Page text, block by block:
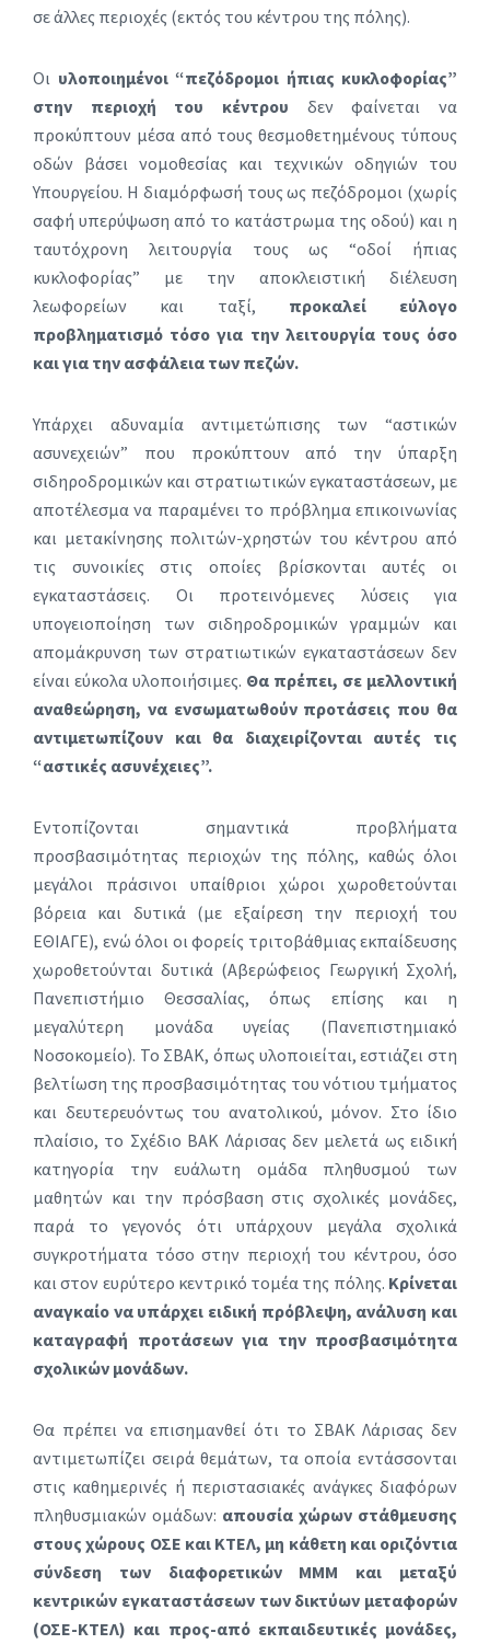
σε άλλες περιοχές (εκτός του κέντρου της πόλης).
Οι υλοποιημένοι “πεζόδρομοι ήπιας κυκλοφορίας”
στην περιοχή του κέντρου δεν φαίνεται να
προκύπτουν μέσα από τους θεσμοθετημένους τύπους
οδών βάσει νομοθεσίας και τεχνικών οδηγιών του
Υπουργείου. Η διαμόρφωσή τους ως πεζόδρομοι (χωρίς
σαφή υπερύψωση από το κατάστρωμα της οδού) και η
ταυτόχρονη λειτουργία τους ως “οδοί ήπιας
κυκλοφορίας” με την αποκλειστική διέλευση
λεωφορείων και ταξί, προκαλεί εύλογο
προβληματισμό τόσο για την λειτουργία τους όσο
και για την ασφάλεια των πεζών.
Υπάρχει αδυναμία αντιμετώπισης των “αστικών
ασυνεχειών” που προκύπτουν από την ύπαρξη
σιδηροδρομικών και στρατιωτικών εγκαταστάσεων, με
αποτέλεσμα να παραμένει το πρόβλημα επικοινωνίας
και μετακίνησης πολιτών-χρηστών του κέντρου από
τις συνοικίες στις οποίες βρίσκονται αυτές οι
εγκαταστάσεις. Οι προτεινόμενες λύσεις για
υπογειοποίηση των σιδηροδρομικών γραμμών και
απομάκρυνση των στρατιωτικών εγκαταστάσεων δεν
είναι εύκολα υλοποιήσιμες. Θα πρέπει, σε μελλοντική
αναθεώρηση, να ενσωματωθούν προτάσεις που θα
αντιμετωπίζουν και θα διαχειρίζονται αυτές τις
“αστικές ασυνέχειες”.
Εντοπίζονται σημαντικά προβλήματα
προσβασιμότητας περιοχών της πόλης, καθώς όλοι
μεγάλοι πράσινοι υπαίθριοι χώροι χωροθετούνται
βόρεια και δυτικά (με εξαίρεση την περιοχή του
ΕΘΙΑΓΕ), ενώ όλοι οι φορείς τριτοβάθμιας εκπαίδευσης
χωροθετούνται δυτικά (Αβερώφειος Γεωργική Σχολή,
Πανεπιστήμιο Θεσσαλίας, όπως επίσης και η
μεγαλύτερη μονάδα υγείας (Πανεπιστημιακό
Νοσοκομείο). Το ΣΒΑΚ, όπως υλοποιείται, εστιάζει στη
βελτίωση της προσβασιμότητας του νότιου τμήματος
και δευτερευόντως του ανατολικού, μόνον. Στο ίδιο
πλαίσιο, το Σχέδιο ΒΑΚ Λάρισας δεν μελετά ως ειδική
κατηγορία την ευάλωτη ομάδα πληθυσμού των
μαθητών και την πρόσβαση στις σχολικές μονάδες,
παρά το γεγονός ότι υπάρχουν μεγάλα σχολικά
συγκροτήματα τόσο στην περιοχή του κέντρου, όσο
και στον ευρύτερο κεντρικό τομέα της πόλης. Κρίνεται
αναγκαίο να υπάρχει ειδική πρόβλεψη, ανάλυση και
καταγραφή προτάσεων για την προσβασιμότητα
σχολικών μονάδων.
Θα πρέπει να επισημανθεί ότι το ΣΒΑΚ Λάρισας δεν
αντιμετωπίζει σειρά θεμάτων, τα οποία εντάσσονται
στις καθημερινές ή περιστασιακές ανάγκες διαφόρων
πληθυσμιακών ομάδων: απουσία χώρων στάθμευσης
στους χώρους ΟΣΕ και ΚΤΕΛ, μη κάθετη και οριζόντια
σύνδεση των διαφορετικών ΜΜΜ και μεταξύ
κεντρικών εγκαταστάσεων των δικτύων μεταφορών
(ΟΣΕ-ΚΤΕΛ) και προς-από εκπαιδευτικές μονάδες,